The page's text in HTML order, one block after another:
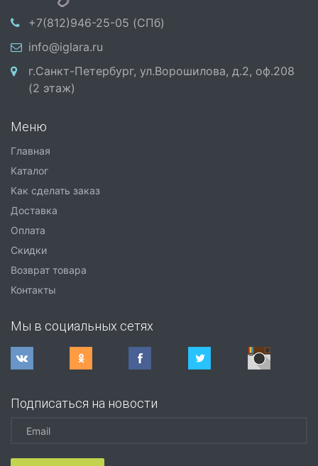
+7(812)946-25-05 (СПб)
info@iglara.ru
г.Санкт-Петербург, ул.Ворошилова, д.2, оф.208
(2 этаж)
Меню
Главная
Каталог
Как сделать заказ
Доставка
Оплата
Скидки
Возврат товара
Контакты
Мы в социальных сетях
Подписаться на новости